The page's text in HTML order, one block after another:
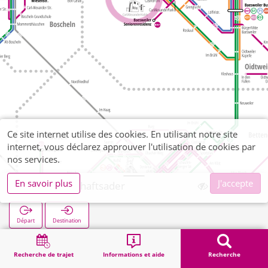
Recherche de trajet Informations et aide Recherche
CAP Landschaftsader
Départ Destination
Démarrage Recherche CAP Landschaftsader
Ce site internet utilise des cookies. En utilisant notre site
internet, vous déclarez approuver l'utilisation de cookies par
nos services.
En savoir plus
J'accepte